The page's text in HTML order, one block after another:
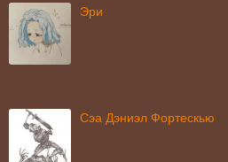
Эри
Сэа Дэниэл Фортескью